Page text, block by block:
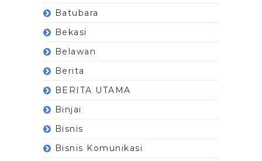
Batubara
Bekasi
Belawan
Berita
BERITA UTAMA
Binjai
Bisnis
Bisnis Komunikasi